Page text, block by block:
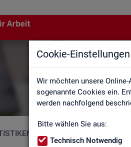
Cookie-Einstellungen
Wir möchten unsere
sogenannte Cookies ein.
werden nachfolgend
Bitte wählen Sie aus:
Technisch Notwendig